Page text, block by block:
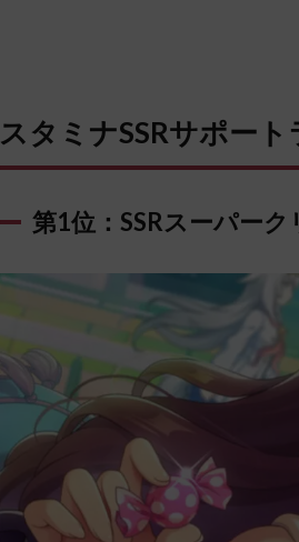
スタミナSSRサポー
第1位：SSRスーパーク